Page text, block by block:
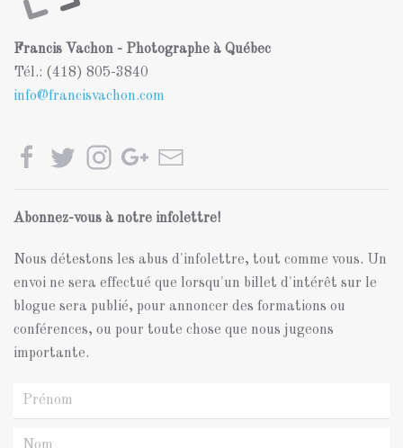
Francis Vachon - Photographe à Québec
Tél.: (418) 805-3840
info@francisvachon.com
Abonnez-vous à notre infolettre!
Nous détestons les abus d'infolettre, tout comme vous. Un
envoi ne sera effectué que lorsqu'un billet d'intérêt sur le
blogue sera publié, pour annoncer des formations ou
conférences, ou pour toute chose que nous jugeons
importante.